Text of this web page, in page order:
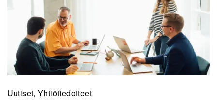
Uutiset, Yhtiötiedotteet